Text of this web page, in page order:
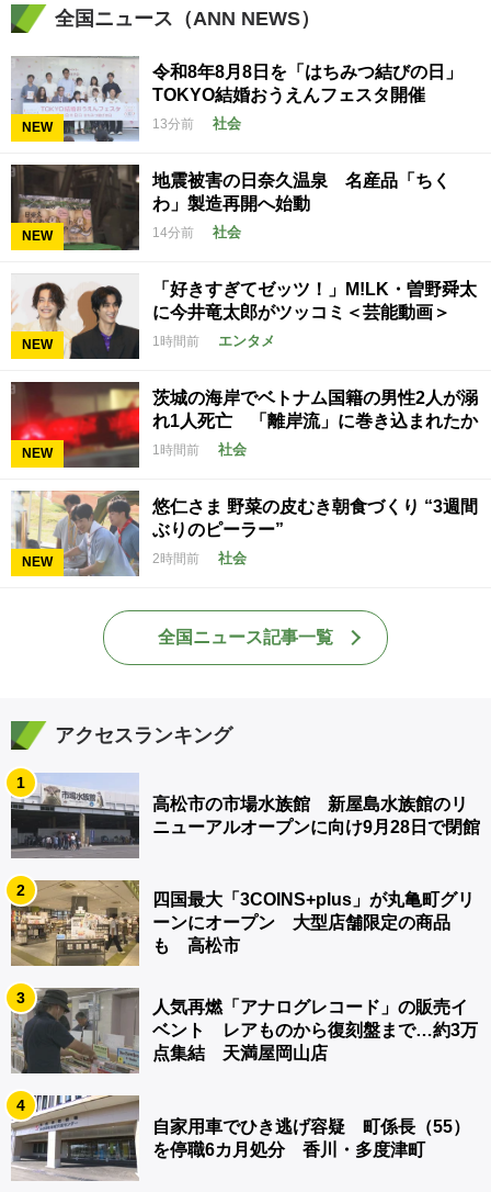
全国ニュース（ANN NEWS）
NEW
令和8年8月8日を「はちみつ結びの日」
TOKYO結婚おうえんフェスタ開催
13分前 社会
NEW
地震被害の日奈久温泉 名産品「ちく
わ」製造再開へ始動
14分前 社会
NEW
「好きすぎてゼッツ！」M!LK・曽野舜太
に今井竜太郎がツッコミ＜芸能動画＞
1時間前 エンタメ
NEW
茨城の海岸でベトナム国籍の男性2人が溺
れ1人死亡 「離岸流」に巻き込まれたか
1時間前 社会
NEW
悠仁さま 野菜の皮むき朝食づくり “3週間
ぶりのピーラー”
2時間前 社会
全国ニュース記事一覧
アクセスランキング
1
高松市の市場水族館 新屋島水族館のリ
ニューアルオープンに向け9月28日で閉館
2
四国最大「3COINS+plus」が丸亀町グリ
ーンにオープン 大型店舗限定の商品
も 高松市
3
人気再燃「アナログレコード」の販売イ
ベント レアものから復刻盤まで…約3万
点集結 天満屋岡山店
4
自家用車でひき逃げ容疑 町係長（55）
を停職6カ月処分 香川・多度津町